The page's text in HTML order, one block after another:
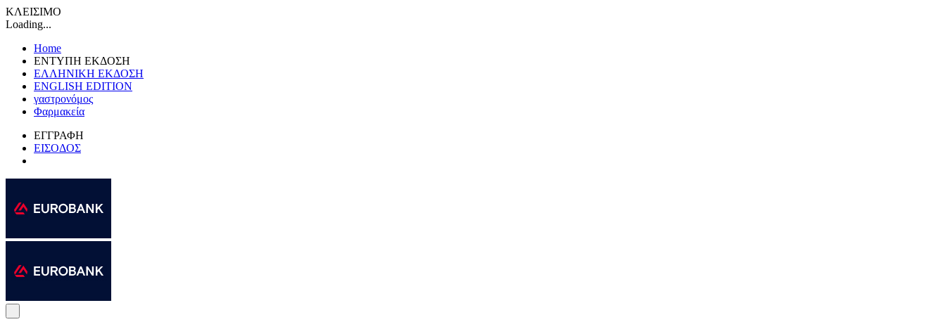
ΚΛΕΙΣΙΜΟ
Loading...
Home
ΕΝΤΥΠΗ ΕΚΔΟΣΗ
ΕΛΛΗΝΙΚΗ ΕΚΔΟΣΗ
ENGLISH EDITION
γαστρονόμος
Φαρμακεία
ΕΓΓΡΑΦΗ
ΕΙΣΟΔΟΣ